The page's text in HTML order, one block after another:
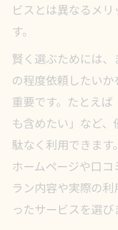
ビスとは異なるメ
す。
賢く選ぶためには
の程度依頼したい
重要です。たとえ
も含めたい」など
駄なく利用できま
ホームページや口
ラン内容や実際の
ったサービスを選び